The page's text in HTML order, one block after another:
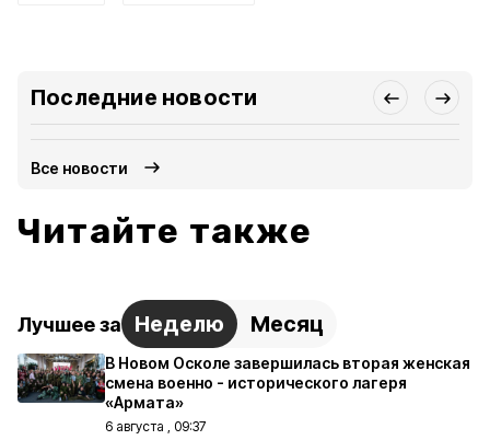
Последние новости
Все новости
Читайте также
Лучшее за Неделю Месяц
В Новом Осколе завершилась вторая женская
смена военно - исторического лагеря
«Армата»
6 августа , 09:37